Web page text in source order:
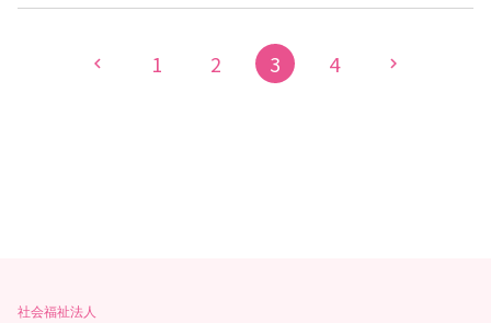
chevron_left 1 2 3 4 chevron_right
社会福祉法人